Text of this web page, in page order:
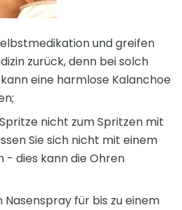
und greifen
zurück, denn bei solch
eine harmlose Kalanchoe
nicht zum Spritzen mit
Sie sich nicht mit einem
dies kann die Ohren
Nasenspray für bis zu einem